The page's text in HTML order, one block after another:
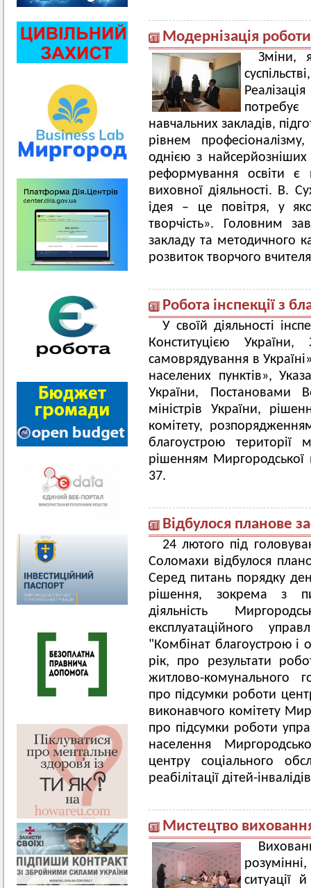
Модернізація
Зміни,
потребує
навчальних закладів,
рівнем
однією з
реформування освіти є
виховної діяльності. В.
ідея – це повітря, у
творчість». Головним
закладу та методичного
розвиток творчого
Робота інспекції з
У своїй діяльності
Конституцією
самоврядування в
населених пунктів»,
України, Постановами
міністрів України,
комітету,
благоустрою території
рішенням
37.
Відбулося планове
24 лютого під
Соломахи відбулося
Серед питань порядку
рішення, зокрема з
діяльність
експлуатаційного
"Комбінат благоустрою і
рік, про результати
житлово-комунального
про підсумки роботи
виконавчого комітету
про підсумки роботи
населення
центру соціального
реабілітації дітей-
Мистецтво
ситуації